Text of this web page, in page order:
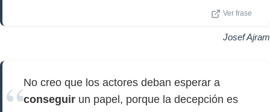
Ver frase
Josef Ajram
No creo que los actores deban esperar a
conseguir un papel, porque la decepción es